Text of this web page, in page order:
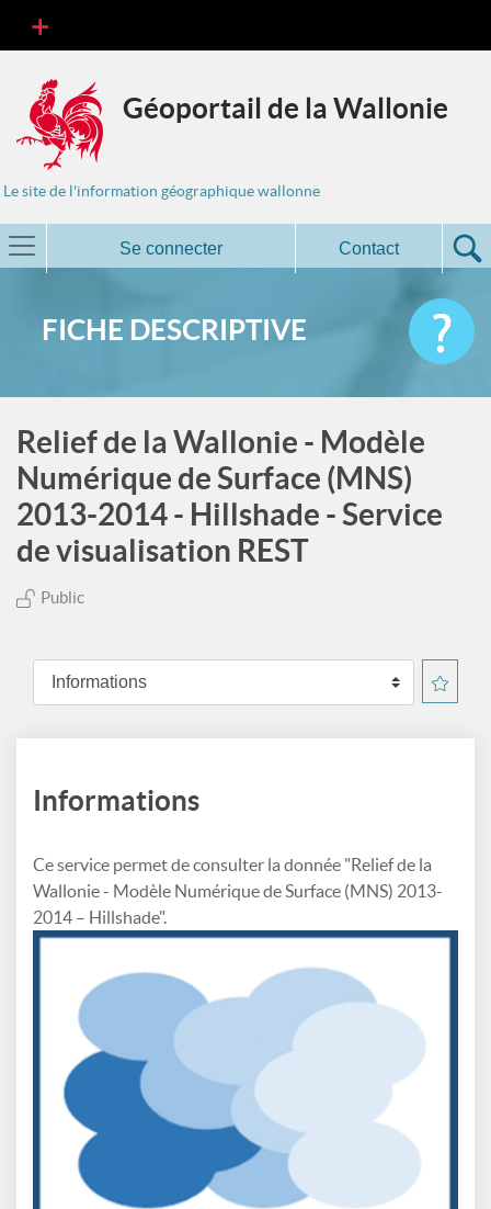
Géoportail de la Wallonie
Le site de l'information géographique wallonne
Se connecter Contact
FICHE DESCRIPTIVE
Relief de la Wallonie - Modèle
Numérique de Surface (MNS)
2013-2014 - Hillshade - Service
de visualisation REST
Public
Informations
Ce service permet de consulter la donnée "Relief de la
Wallonie - Modèle Numérique de Surface (MNS) 2013-
2014 – Hillshade".